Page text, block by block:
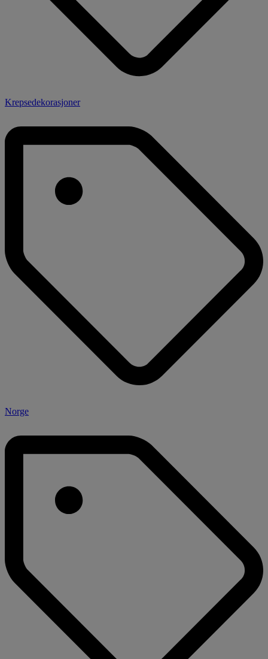
Krepsedekorasjoner
Norge